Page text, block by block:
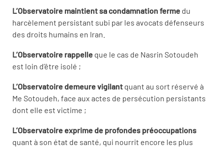
L’Observatoire maintient sa condamnation ferme du
harcèlement persistant subi par les avocats défenseurs
des droits humains en Iran.
L’Observatoire rappelle que le cas de Nasrin Sotoudeh
est loin d’être isolé ;
L’Observatoire demeure vigilant quant au sort réservé à
Me Sotoudeh, face aux actes de persécution persistants
dont elle est victime ;
L’Observatoire exprime de profondes préoccupations
quant à son état de santé, qui nourrit encore les plus